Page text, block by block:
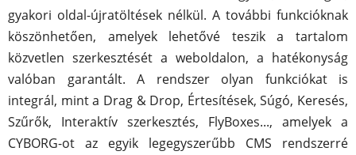
gyakori oldal-újratöltések nélkül. A további funkcióknak
köszönhetően, amelyek lehetővé teszik a tartalom
közvetlen szerkesztését a weboldalon, a hatékonyság
valóban garantált. A rendszer olyan funkciókat is
integrál, mint a Drag & Drop, Értesítések, Súgó, Keresés,
Szűrők, Interaktív szerkesztés, FlyBoxes..., amelyek a
CYBORG-ot az egyik legegyszerűbb CMS rendszerré